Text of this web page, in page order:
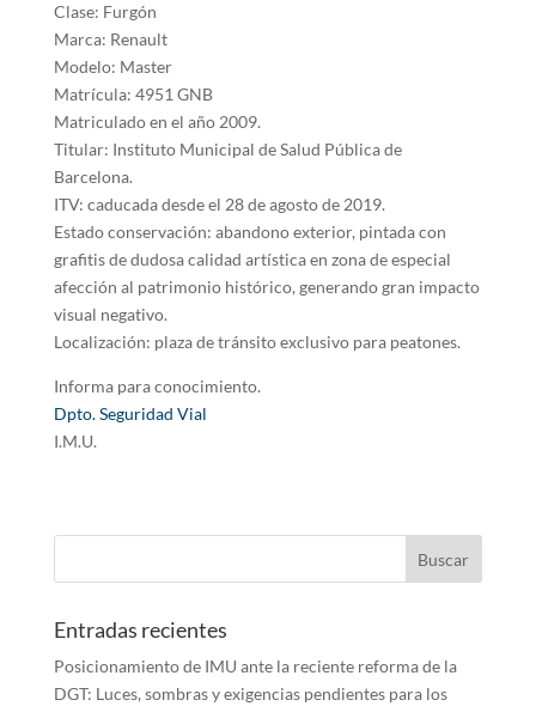
Clase: Furgón
Marca: Renault
Modelo: Master
Matrícula: 4951 GNB
Matriculado en el año 2009.
Titular: Instituto Municipal de Salud Pública de
Barcelona.
ITV: caducada desde el 28 de agosto de 2019.
Estado conservación: abandono exterior, pintada con
grafitis de dudosa calidad artística en zona de especial
afección al patrimonio histórico, generando gran impacto
visual negativo.
Localización: plaza de tránsito exclusivo para peatones.
Informa para conocimiento.
Dpto. Seguridad Vial
I.M.U.
Entradas recientes
Posicionamiento de IMU ante la reciente reforma de la
DGT: Luces, sombras y exigencias pendientes para los